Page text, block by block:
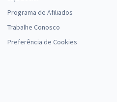
Programa de Afiliados
Trabalhe Conosco
Preferência de Cookies